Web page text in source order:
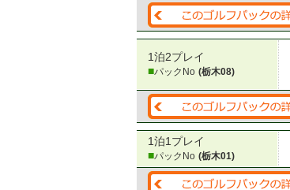
1泊2プレイ
■パックNo (栃木08)
1泊1プレイ
■パックNo (栃木01)